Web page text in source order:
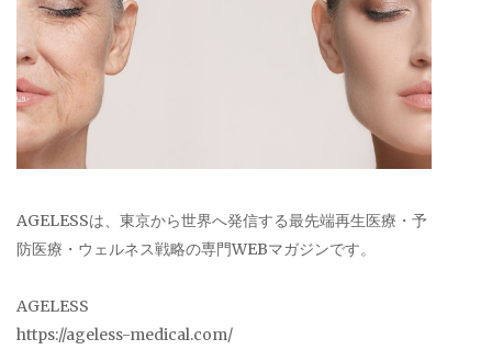
AGELESSは、東京から世界へ発信する最先端再生医療・予
防医療・ウェルネス戦略の専門WEBマガジンです。
AGELESS
https://ageless-medical.com/